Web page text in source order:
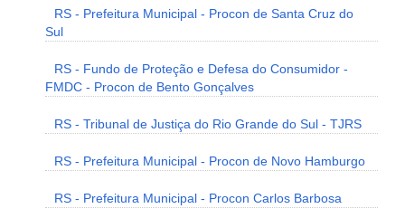
RS - Prefeitura Municipal - Procon de Santa Cruz do
Sul
RS - Fundo de Proteção e Defesa do Consumidor -
FMDC - Procon de Bento Gonçalves
RS - Tribunal de Justiça do Rio Grande do Sul - TJRS
RS - Prefeitura Municipal - Procon de Novo Hamburgo
RS - Prefeitura Municipal - Procon Carlos Barbosa